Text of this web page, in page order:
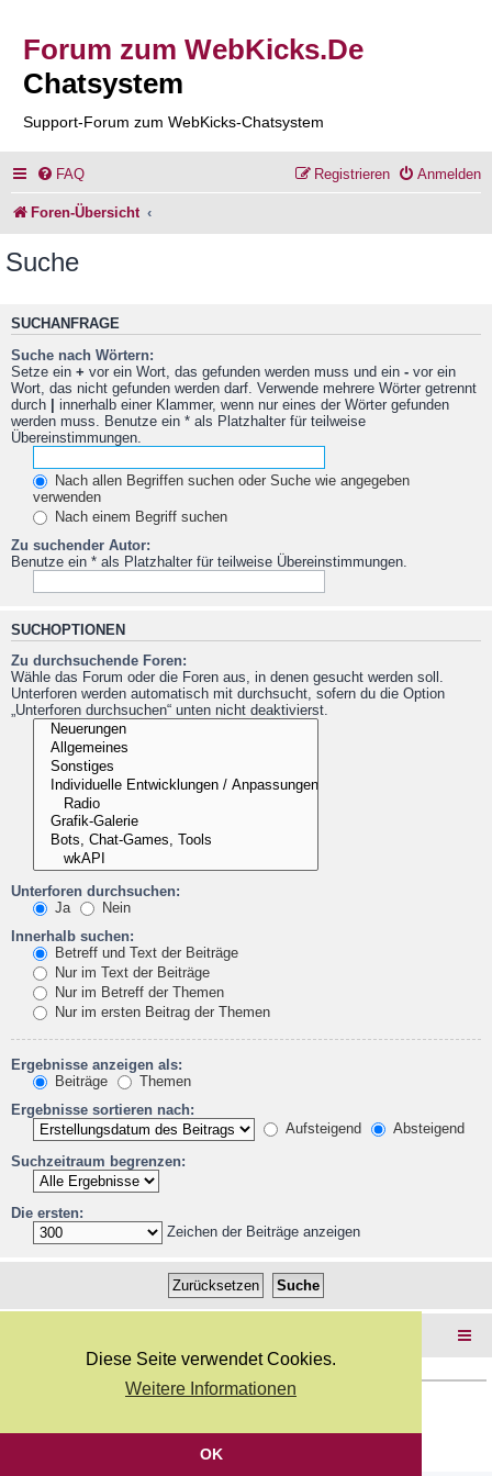
Diese Seite verwendet Cookies.
Weitere Informationen
OK
Forum zum WebKicks.De
Chatsystem
Support-Forum zum WebKicks-Chatsystem
FAQ Anmelden
Registrieren
Foren-Übersicht
Suche
SUCHANFRAGE
Suche nach Wörtern:
Setze ein + vor ein Wort, das gefunden werden muss und ein - vor ein
Wort, das nicht gefunden werden darf. Verwende mehrere Wörter getrennt
durch | innerhalb einer Klammer, wenn nur eines der Wörter gefunden
werden muss. Benutze ein * als Platzhalter für teilweise
Übereinstimmungen.
Nach allen Begriffen suchen oder Suche wie angegeben
verwenden
Nach einem Begriff suchen
Zu suchender Autor:
Benutze ein * als Platzhalter für teilweise Übereinstimmungen.
SUCHOPTIONEN
Zu durchsuchende Foren:
Wähle das Forum oder die Foren aus, in denen gesucht werden soll.
Unterforen werden automatisch mit durchsucht, sofern du die Option
„Unterforen durchsuchen“ unten nicht deaktivierst.
Unterforen durchsuchen:
Ja
Nein
Innerhalb suchen:
Betreff und Text der Beiträge
Nur im Text der Beiträge
Nur im Betreff der Themen
Nur im ersten Beitrag der Themen
Ergebnisse anzeigen als:
Beiträge
Themen
Ergebnisse sortieren nach:
Aufsteigend
Absteigend
Suchzeitraum begrenzen:
Die ersten:
Zeichen der Beiträge anzeigen
Deutsche Übersetzung durchphpBB.de